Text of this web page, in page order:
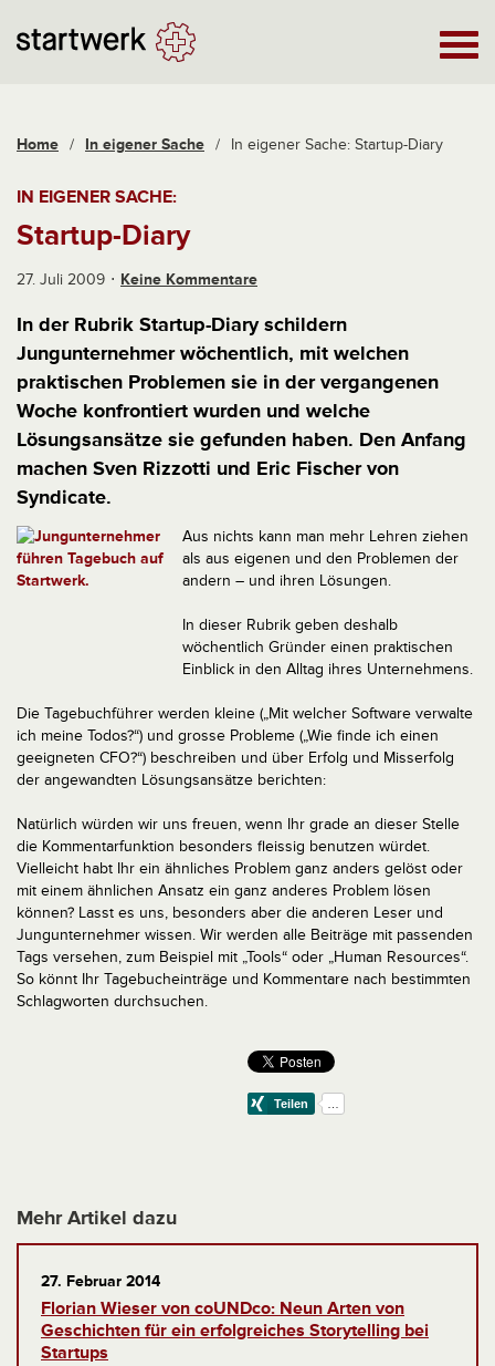
Home / In eigener Sache / In eigener Sache: Startup-Diary
IN EIGENER SACHE:
Startup-Diary
27. Juli 2009 Keine Kommentare
In der Rubrik Startup-Diary schildern
Jungunternehmer wöchentlich, mit welchen
praktischen Problemen sie in der vergangenen
Woche konfrontiert wurden und welche
Lösungsansätze sie gefunden haben. Den Anfang
machen Sven Rizzotti und Eric Fischer von
Syndicate.
Aus nichts kann man mehr Lehren ziehen
als aus eigenen und den Problemen der
andern – und ihren Lösungen.
In dieser Rubrik geben deshalb
wöchentlich Gründer einen praktischen
Einblick in den Alltag ihres Unternehmens.
Die Tagebuchführer werden kleine („Mit welcher Software verwalte
ich meine Todos?“) und grosse Probleme („Wie finde ich einen
geeigneten CFO?“) beschreiben und über Erfolg und Misserfolg
der angewandten Lösungsansätze berichten:
Natürlich würden wir uns freuen, wenn Ihr grade an dieser Stelle
die Kommentarfunktion besonders fleissig benutzen würdet.
Vielleicht habt Ihr ein ähnliches Problem ganz anders gelöst oder
mit einem ähnlichen Ansatz ein ganz anderes Problem lösen
können? Lasst es uns, besonders aber die anderen Leser und
Jungunternehmer wissen. Wir werden alle Beiträge mit passenden
Tags versehen, zum Beispiel mit „Tools“ oder „Human Resources“.
So könnt Ihr Tagebucheinträge und Kommentare nach bestimmten
Schlagworten durchsuchen.
Mehr Artikel dazu
27. Februar 2014
Florian Wieser von coUNDco: Neun Arten von
Geschichten für ein erfolgreiches Storytelling bei
Startups